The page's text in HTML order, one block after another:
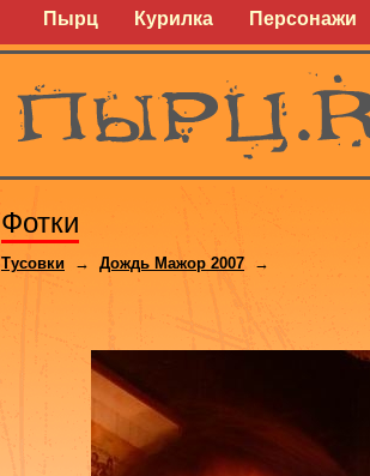
Пырц Курилка Персонажи
Фотки
Тусовки → Дождь Мажор 2007 →